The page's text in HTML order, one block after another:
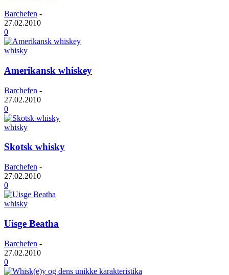
Barchefen -
27.02.2010
0
whisky
Amerikansk whiskey
Barchefen -
27.02.2010
0
whisky
Skotsk whisky
Barchefen -
27.02.2010
0
whisky
Uisge Beatha
Barchefen -
27.02.2010
0